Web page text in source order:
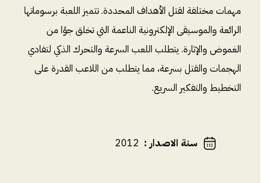
مهمات مختلفة لقتل الأهداف المحددة. تتميز اللعبة برسوماتها
الرائعة والموسيقى الإلكترونية الناعمة التي تخلق جوًا من
الغموض والإثارة. يتطلب اللعب السرعة والتحرك الذكي لتفادي
الهجمات والقتل بسرعة، مما يتطلب من اللاعب القدرة على
التخطيط والتفكير السريع.
سنة الاصدار:
2012